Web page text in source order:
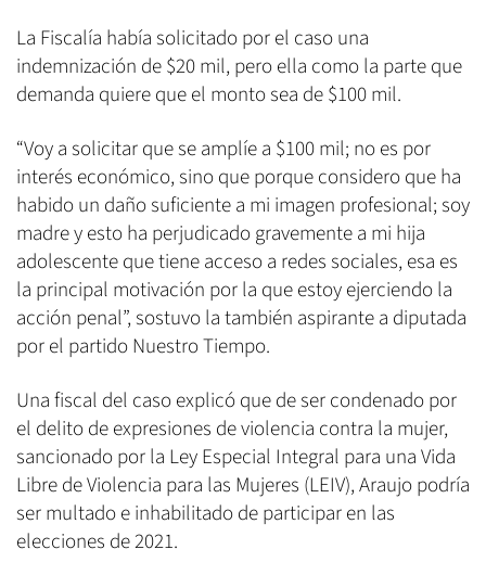
La Fiscalía había solicitado por el caso una
indemnización de $20 mil, pero ella como la parte que
demanda quiere que el monto sea de $100 mil.
“Voy a solicitar que se amplíe a $100 mil; no es por
interés económico, sino que porque considero que ha
habido un daño suficiente a mi imagen profesional; soy
madre y esto ha perjudicado gravemente a mi hija
adolescente que tiene acceso a redes sociales, esa es
la principal motivación por la que estoy ejerciendo la
acción penal”, sostuvo la también aspirante a diputada
por el partido Nuestro Tiempo.
Una fiscal del caso explicó que de ser condenado por
el delito de expresiones de violencia contra la mujer,
sancionado por la Ley Especial Integral para una Vida
Libre de Violencia para las Mujeres (LEIV), Araujo podría
ser multado e inhabilitado de participar en las
elecciones de 2021.